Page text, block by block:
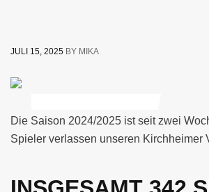
JULI 15, 2025 BY MIKA
Die Saison 2024/2025 ist seit zwei
Spieler verlassen unseren Kirchheimer